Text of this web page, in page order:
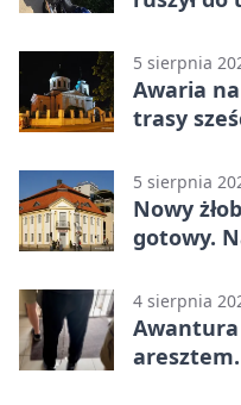
5 sierpnia
Awaria
trasy
5 sierpnia
Nowy
gotowy.
4 sierpnia
Awantura
aresztem.